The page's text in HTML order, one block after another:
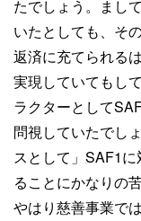
たでしょう。まし
いたとしても、そ
返済に充てられる
実現していてもし
ラクターとして
問視していたでし
スとして」SAF1
ることにかなりの
やはり慈善事業で